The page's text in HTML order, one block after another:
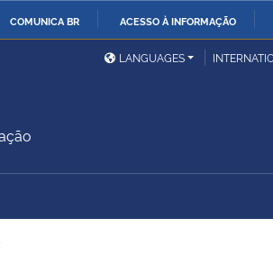
COMUNICA BR ACESSO À INFORMAÇÃO
Ministério das Relações
ExterioresLANGUAGES